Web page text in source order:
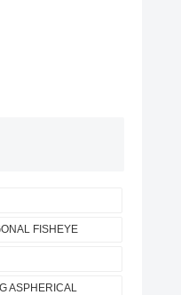
FISHEYE
ASPHERICAL